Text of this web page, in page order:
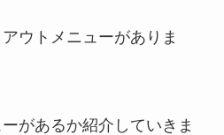
ウトメニューがありま
があるか紹介していきま